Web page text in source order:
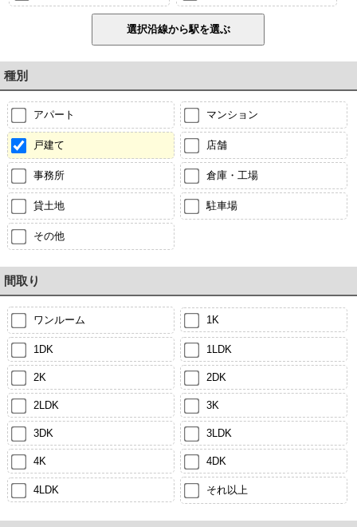
種別
アパート マンション
戸建て 店舗
事務所 倉庫・工場
貸土地 駐車場
その他
間取り
ワンルーム 1K
1DK 1LDK
2K 2DK
2LDK 3K
3DK 3LDK
4K 4DK
4LDK それ以上